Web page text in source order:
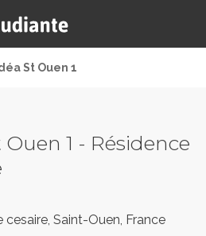
St Ouen 1
1 - Résidence
cesaire, Saint-Ouen, France